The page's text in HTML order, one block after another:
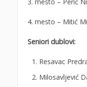
4. mesto – Mitić
Seniori dublovi:
Resavac
Milosavljević